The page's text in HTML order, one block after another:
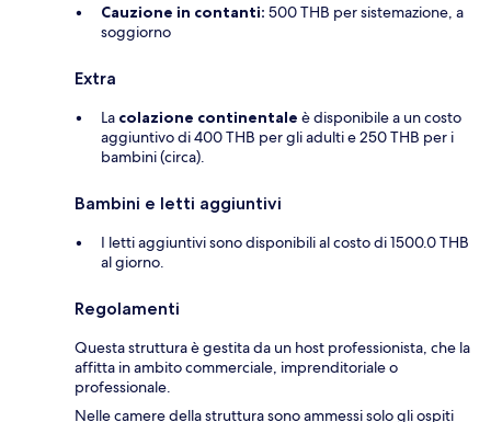
Cauzione in contanti: 500 THB per sistemazione, a
soggiorno
Extra
La colazione continentale è disponibile a un costo
aggiuntivo di 400 THB per gli adulti e 250 THB per i
bambini (circa).
Bambini e letti aggiuntivi
I letti aggiuntivi sono disponibili al costo di 1500.0 THB
al giorno.
Regolamenti
Questa struttura è gestita da un host professionista, che la
affitta in ambito commerciale, imprenditoriale o
professionale.
Nelle camere della struttura sono ammessi solo gli ospiti